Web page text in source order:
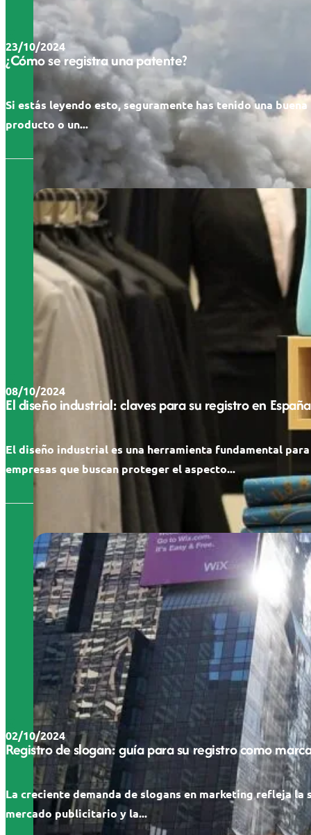
23/10/2024
¿Cómo se registra una patente?
Si estás leyendo esto, seguramente has tenido una
producto o un...
08/10/2024
El diseño industrial: claves para su registro en
El diseño industrial es una herramienta fundamental
empresas que buscan proteger el aspecto...
02/10/2024
Registro de slogan: guía para su registro como
La creciente demanda de slogans en marketing refleja la
mercado publicitario y la...